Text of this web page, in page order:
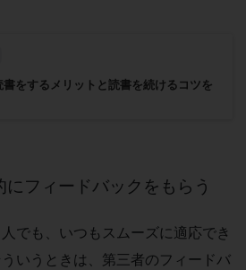
をするメリットと読書を続けるコツを
フィードバックをもらう
でも、いつもスムーズに適応でき
いうときは、第三者のフィードバ